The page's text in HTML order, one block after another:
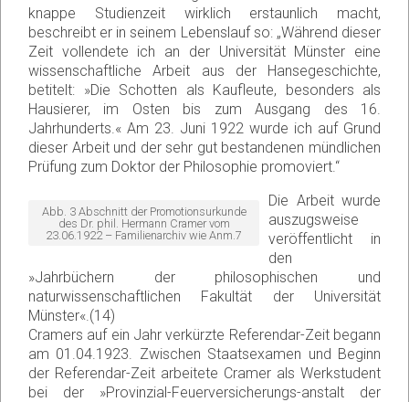
knappe Studienzeit wirklich erstaunlich macht,
beschreibt er in seinem Lebenslauf so: „Während dieser
Zeit vollendete ich an der Universität Münster eine
wissenschaftliche Arbeit aus der Hansegeschichte,
betitelt: »Die Schotten als Kaufleute, besonders als
Hausierer, im Osten bis zum Ausgang des 16.
Jahrhunderts.« Am 23. Juni 1922 wurde ich auf Grund
dieser Arbeit und der sehr gut bestandenen mündlichen
Prüfung zum Doktor der Philosophie promoviert.“
Abb. 3 Abschnitt der Promotionsurkunde
des Dr. phil. Hermann Cramer vom
23.06.1922 – Familienarchiv wie Anm.7
Die Arbeit wurde
auszugsweise
veröffentlicht in
den
»Jahrbüchern der philosophischen und
naturwissenschaftlichen Fakultät der Universität
Münster«.(14)
Cramers auf ein Jahr verkürzte Referendar-Zeit begann
am 01.04.1923. Zwischen Staatsexamen und Beginn
der Referendar-Zeit arbeitete Cramer als Werkstudent
bei der »Provinzial-Feuerversicherungs-anstalt der